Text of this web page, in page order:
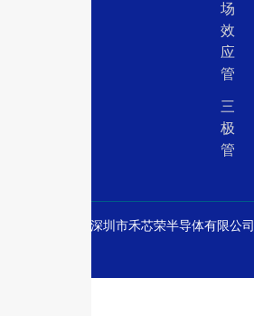
场
效
应
管
三
极
管
深圳市禾芯荣半导体有限公司